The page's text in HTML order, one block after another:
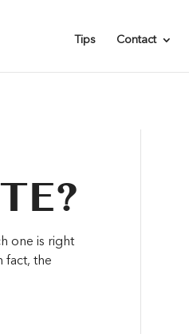
Tips Contact
one is right
fact, the